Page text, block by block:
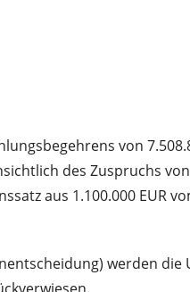
von
des Zuspruchs von
aus 1.100.000 EUR
werden